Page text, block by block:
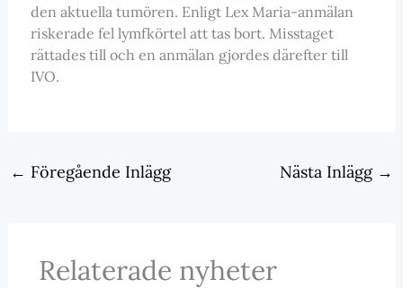
den aktuella tumören. Enligt Lex Maria-anmälan
riskerade fel lymfkörtel att tas bort. Misstaget
rättades till och en anmälan gjordes därefter till
IVO.
← Föregående Inlägg Nästa Inlägg →
Relaterade nyheter